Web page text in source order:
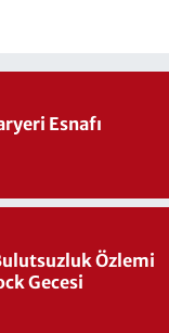
Esnafı
Özlemi
Gecesi